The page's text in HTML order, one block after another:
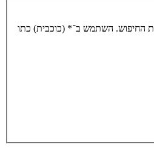
החיפוש. השתמש ב־* (כוכבית) כתו